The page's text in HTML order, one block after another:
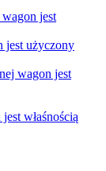
wagon jest
jest użyczony
wagon jest
właśnością